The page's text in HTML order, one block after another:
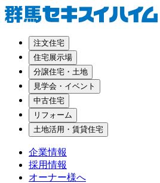
注文住宅
住宅展示場
分譲住宅・土地
見学会・イベント
中古住宅
リフォーム
土地活用・賃貸住宅
企業情報
採用情報
オーナー様へ